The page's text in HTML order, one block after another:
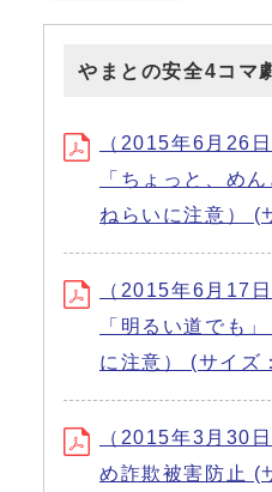
やまとの安全4コマ
（2015年6月26
「ちょっと、め
ねらいに注意） (
（2015年6月17
「明るい道でも
に注意） (サイズ
（2015年3月30
め詐欺被害防止 (